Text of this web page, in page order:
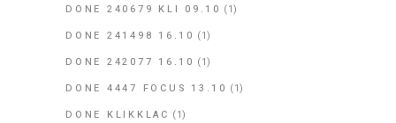
DONE 240679 KLI 09.10 (1)
DONE 241498 16.10 (1)
DONE 242077 16.10 (1)
DONE 4447 FOCUS 13.10 (1)
DONE KLIKKLAC (1)